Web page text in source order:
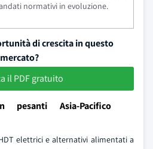
normativi in evoluzione.
di crescita in questo
mercato?
il PDF gratuito
pesanti Asia-Pacifico
elettrici e alternativi alimentati a